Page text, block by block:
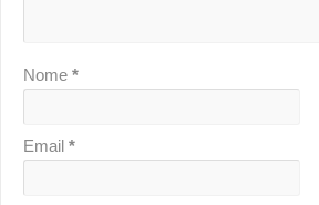
Nome *
Email *